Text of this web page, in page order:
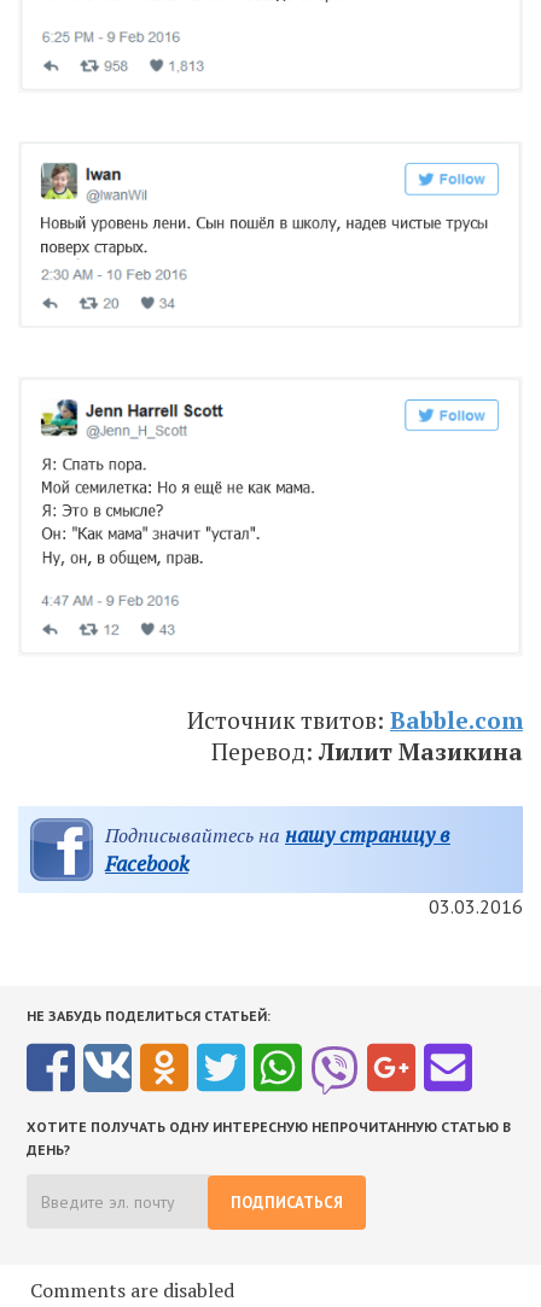
Источник твитов: Babble.com
Перевод:Лилит Мазикина
Подписывайтесь на нашу страницу в
Facebook
03.03.2016
НЕ ЗАБУДЬ ПОДЕЛИТЬСЯ СТАТЬЕЙ:
ХОТИТЕ ПОЛУЧАТЬ ОДНУ ИНТЕРЕСНУЮ НЕПРОЧИТАННУЮ СТАТЬЮ В
ДЕНЬ?
ПОДПИСАТЬСЯ
Comments are disabled